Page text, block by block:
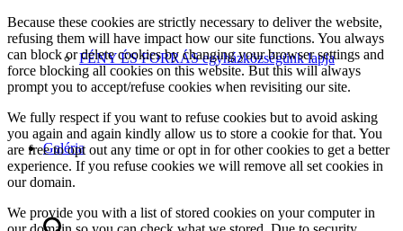
FÉNY ÉS FORRÁS egyházközségünk lapja
Galéria
Because these cookies are strictly necessary to deliver the website,
refusing them will have impact how our site functions. You always
can block or delete cookies by changing your browser settings and
force blocking all cookies on this website. But this will always
prompt you to accept/refuse cookies when revisiting our site.
We fully respect if you want to refuse cookies but to avoid asking
you again and again kindly allow us to store a cookie for that. You
are free to opt out any time or opt in for other cookies to get a better
experience. If you refuse cookies we will remove all set cookies in
our domain.
We provide you with a list of stored cookies on your computer in